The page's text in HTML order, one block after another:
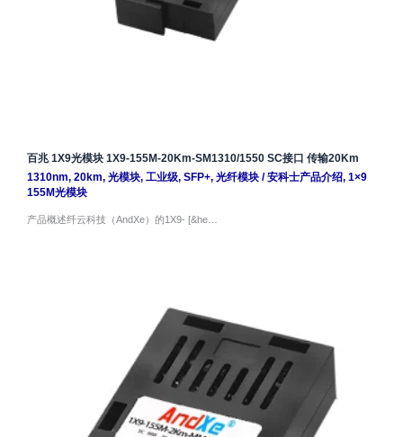
百兆 1X9光模块 1X9-155M-20Km-SM1310/1550 SC接口 传输20Km
1310nm, 20km, 光模块, 工业级, SFP+, 光纤模块/安科士产品介绍, 1×9
155M光模块
产品概述纤云科技（AndXe）的1X9- [&he…